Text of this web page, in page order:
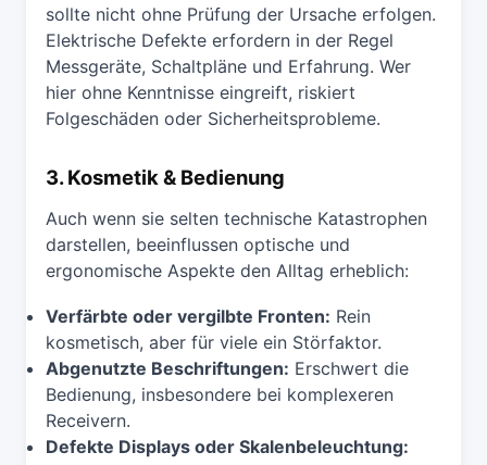
sollte nicht ohne Prüfung der Ursache erfolgen.
Elektrische Defekte erfordern in der Regel
Messgeräte, Schaltpläne und Erfahrung. Wer
hier ohne Kenntnisse eingreift, riskiert
Folgeschäden oder Sicherheitsprobleme.
3. Kosmetik & Bedienung
Auch wenn sie selten technische Katastrophen
darstellen, beeinflussen optische und
ergonomische Aspekte den Alltag erheblich:
Verfärbte oder vergilbte Fronten: Rein
kosmetisch, aber für viele ein Störfaktor.
Abgenutzte Beschriftungen: Erschwert die
Bedienung, insbesondere bei komplexeren
Receivern.
Defekte Displays oder Skalenbeleuchtung: